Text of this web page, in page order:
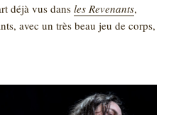
déjà vus dansles Revenants,
avec un très beau jeu de corps,